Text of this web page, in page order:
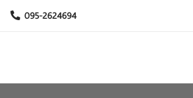
095-2624694